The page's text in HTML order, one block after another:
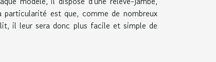
est que, comme de nombreux
il leur sera donc plus facile et simple de